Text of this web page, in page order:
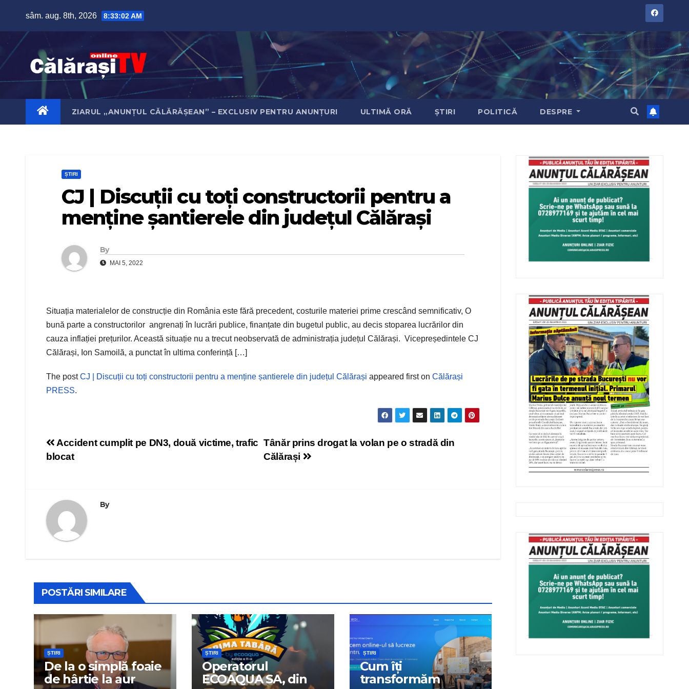
content
sâm. aug. 8th, 2026 8:33:02 AM
ZIARUL „ANUNȚUL CĂLĂRĂȘEAN” – EXCLUSIV PENTRU ANUNȚURI ULTIMĂ ORĂ ȘTIRI POLITICĂ DESPRE
ȘTIRI
CJ | Discuții cu toți constructorii pentru a
menține șantierele din județul Călărași
By
MAI 5, 2022
Situația materialelor de construcție din România este fără precedent, costurile materiei prime crescând semnificativ, O
bună parte a constructorilor angrenați în lucrări publice, finanțate din bugetul public, au decis stoparea lucrărilor din
cauza inflației prețurilor. Această situație nu a trecut neobservată de administrația județul Călărași. Vicepreședintele CJ
Călărași, Ion Samoilă, a punctat în ultima conferință […]
The postCJ | Discuții cu toți constructorii pentru a menține șantierele din județul Călărași appeared first on Călărași
PRESS.
Navigare
Tânăr prins drogat la volan pe o stradă din
Călărași
Accident cumplit pe DN3, două victime, trafic
blocat
By
POSTĂRI SIMILARE
ȘTIRI
De la o simplă foaie
de hârtie la aur
ȘTIRI
Operatorul
ECOAQUA SA, din
ȘTIRI
Cum îți
transformăm